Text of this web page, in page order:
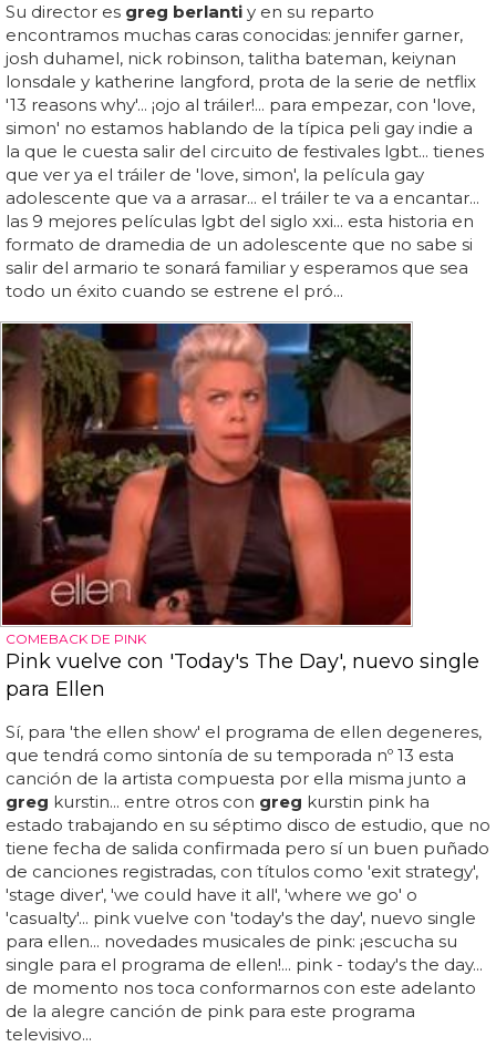
Su director es greg berlanti y en su reparto
encontramos muchas caras conocidas: jennifer garner,
josh duhamel, nick robinson, talitha bateman, keiynan
lonsdale y katherine langford, prota de la serie de netflix
'13 reasons why'... ¡ojo al tráiler!... para empezar, con 'love,
simon' no estamos hablando de la típica peli gay indie a
la que le cuesta salir del circuito de festivales lgbt... tienes
que ver ya el tráiler de 'love, simon', la película gay
adolescente que va a arrasar... el tráiler te va a encantar...
las 9 mejores películas lgbt del siglo xxi... esta historia en
formato de dramedia de un adolescente que no sabe si
salir del armario te sonará familiar y esperamos que sea
todo un éxito cuando se estrene el pró...
COMEBACK DE PINK
Pink vuelve con 'Today's The Day', nuevo single
para Ellen
Sí, para 'the ellen show' el programa de ellen degeneres,
que tendrá como sintonía de su temporada nº 13 esta
canción de la artista compuesta por ella misma junto a
greg kurstin... entre otros con greg kurstin pink ha
estado trabajando en su séptimo disco de estudio, que no
tiene fecha de salida confirmada pero sí un buen puñado
de canciones registradas, con títulos como 'exit strategy',
'stage diver', 'we could have it all', 'where we go' o
'casualty'... pink vuelve con 'today's the day', nuevo single
para ellen... novedades musicales de pink: ¡escucha su
single para el programa de ellen!... pink - today's the day...
de momento nos toca conformarnos con este adelanto
de la alegre canción de pink para este programa
televisivo...